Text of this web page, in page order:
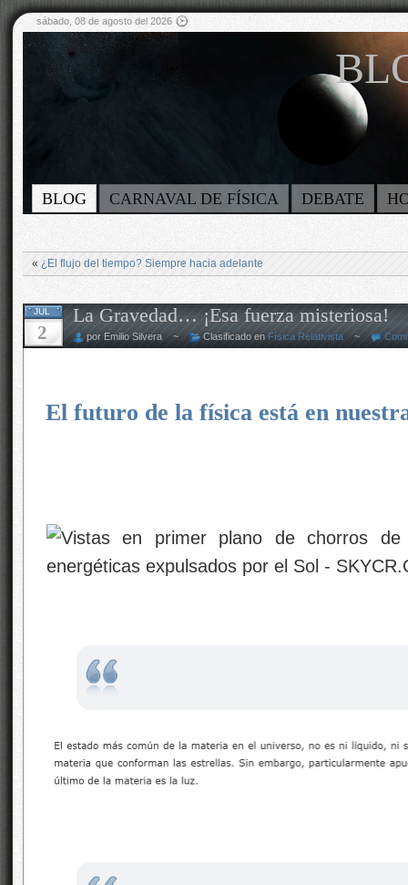
sábado, 08 de agosto del 2026
BLOG CARNAVAL DE FÍSICA DEBATE
« ¿El flujo del tiempo? Siempre hacia adelante
JUL
2
La Gravedad… ¡Esa fuerza misteriosa!
por Emilio Silvera ~ Clasificado en Física Relativista~
El futuro de la física está en